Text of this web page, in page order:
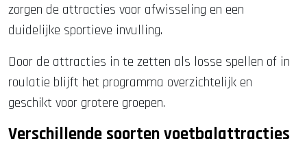
zorgen de attracties voor afwisseling en een
duidelijke sportieve invulling.
Door de attracties in te zetten als losse spellen of in
roulatie blijft het programma overzichtelijk en
geschikt voor grotere groepen.
Verschillende soorten voetbalattracties